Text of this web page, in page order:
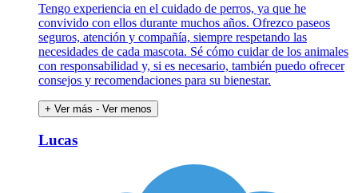
Tengo experiencia en el cuidado de perros, ya que he
convivido con ellos durante muchos años. Ofrezco paseos
seguros, atención y compañía, siempre respetando las
necesidades de cada mascota. Sé cómo cuidar de los animales
con responsabilidad y, si es necesario, también puedo ofrecer
consejos y recomendaciones para su bienestar.
+ Ver más - Ver menos
Lucas